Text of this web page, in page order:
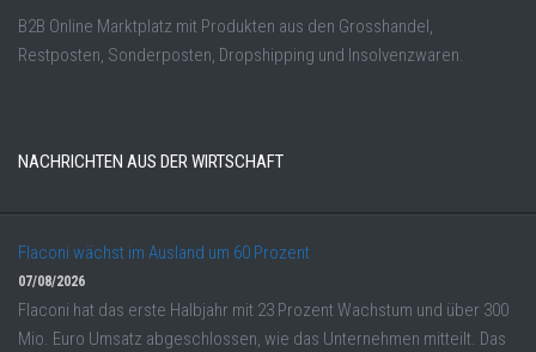
B2B Online Marktplatz mit Produkten aus den Grosshandel,
Restposten, Sonderposten, Dropshipping und Insolvenzwaren.
NACHRICHTEN AUS DER WIRTSCHAFT
Flaconi wächst im Ausland um 60 Prozent
07/08/2026
Flaconi hat das erste Halbjahr mit 23 Prozent Wachstum und über 300
Mio. Euro Umsatz abgeschlossen, wie das Unternehmen mitteilt. Das